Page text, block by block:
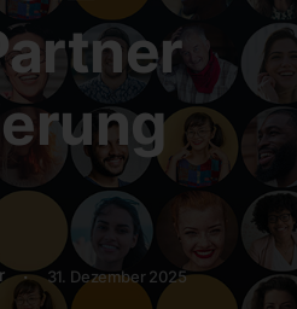
· 31. Dezember 2025